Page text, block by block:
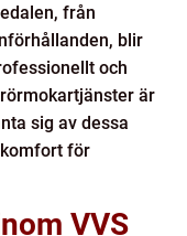
från
blir
och
är
sig av dessa
för
VVS